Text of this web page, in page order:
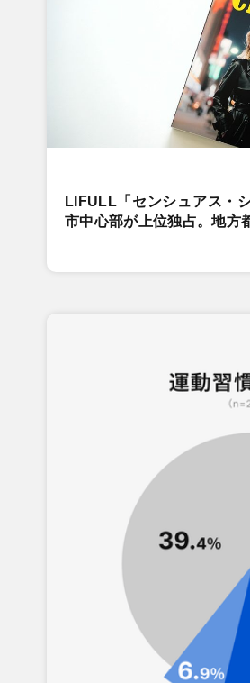
LIFULL「センシュアス・
市中心部が上位独占。地方